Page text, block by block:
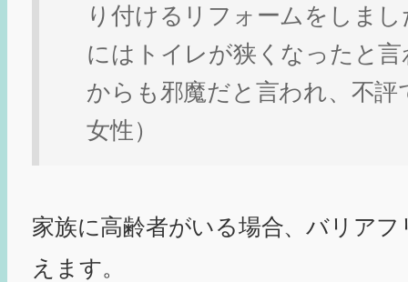
り付けるリフォームをしま
にはトイレが狭くなったと
からも邪魔だと言われ、不評
女性）
家族に高齢者がいる場合、バリア
えます。